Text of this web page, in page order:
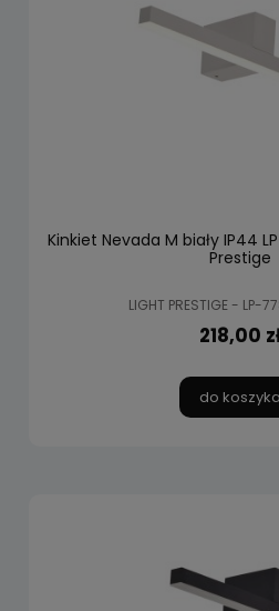
Kinkiet Nevada M biały IP44
Prestige
LIGHT PRESTIGE - LP-
218,00
do koszyka